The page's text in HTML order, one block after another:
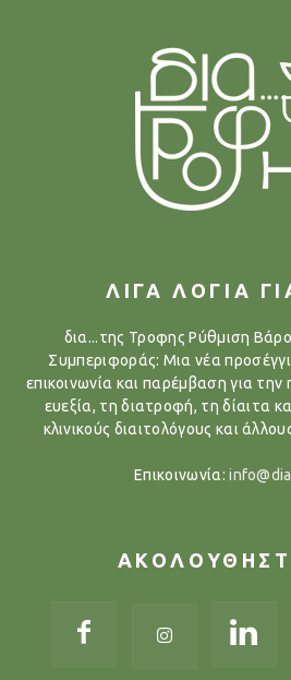
ΛΙΓΑ ΛΟΓΙΑ
δια...της Τροφης Ρύθμιση
Συμπεριφοράς: Μια νέα
επικοινωνία και παρέμβαση για
ευεξία, τη διατροφή, τη δίαιτα
κλινικούς διαιτολόγους και
Επικοινωνία: